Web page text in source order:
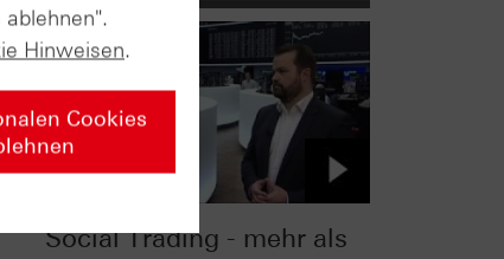
Social Trading - mehr als
Hinweisen.
Cookies